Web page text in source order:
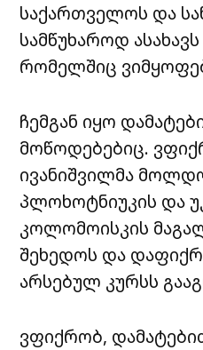
საქართველოს და
სამწუხაროდ
რომელშიც
ჩემგან იყო
მოწოდებებიც.
ივანიშვილმა
პლოხოტნიუკის და
კოლომოისკის
შეხედოს და
არსებულ კურსს
ვფიქრობ,